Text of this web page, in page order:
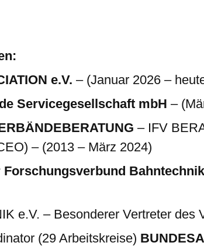
e.V.– (Januar 2026 –
Servicegesellschaft mbH–
– IFV
– (2013 – März 2024)
e.V. – Besonderer Vertreter des
(29 Arbeitskreise)